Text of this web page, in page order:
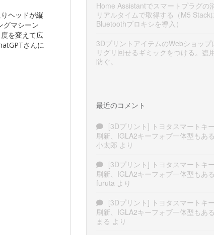
ヘッドが縦
グマシーン
を変えて広
さんに
Home Assistantでスマートプラグの
リアルタイムで取得する（M5 Stack
Bluetoothプロキシを導入）
3DプリントアイテムのWebショッ
リグリ回せるギミックをつける。盗
防ぐ。
最近のコメント
[3Dプリント] トヨタスマートキ
刷新、IGLA2キーフォブ一体型もあ
小太郎 より
[3Dプリント] トヨタスマートキ
刷新、IGLA2キーフォブ一体型もあ
furuta より
[3Dプリント] トヨタスマートキ
刷新、IGLA2キーフォブ一体型もあ
まる より